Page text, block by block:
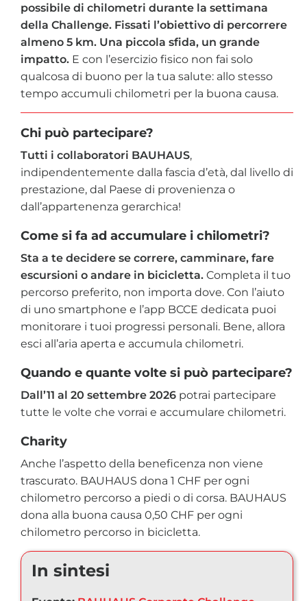
possibile di chilometri durante la settimana
della Challenge. Fissati l’obiettivo di percorrere
almeno 5 km. Una piccola sfida, un grande
impatto. E con l’esercizio fisico non fai solo
qualcosa di buono per la tua salute: allo stesso
tempo accumuli chilometri per la buona causa.
Chi può partecipare?
Tutti i collaboratori BAUHAUS,
indipendentemente dalla fascia d’età, dal livello di
prestazione, dal Paese di provenienza o
dall’appartenenza gerarchica!
Come si fa ad accumulare i chilometri?
Sta a te decidere se correre, camminare, fare
escursioni o andare in bicicletta.Completa il tuo
percorso preferito, non importa dove. Con l’aiuto
di uno smartphone e l’app BCCE dedicata puoi
monitorare i tuoi progressi personali. Bene, allora
esci all’aria aperta e accumula chilometri.
Quando e quante volte si può partecipare?
Dall’11 al 20 settembre 2026potrai partecipare
tutte le volte che vorrai e accumulare chilometri.
Charity
Anche l’aspetto della beneficenza non viene
trascurato. BAUHAUS dona 1 CHF per ogni
chilometro percorso a piedi o di corsa. BAUHAUS
dona alla buona causa 0,50 CHF per ogni
chilometro percorso in bicicletta.
In sintesi